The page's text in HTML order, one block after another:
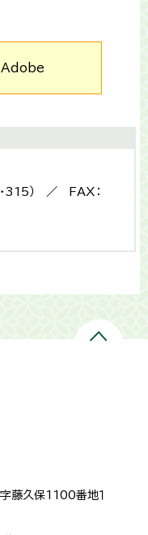
Adobe
315） ／ FAX：
藤久保1100番地１